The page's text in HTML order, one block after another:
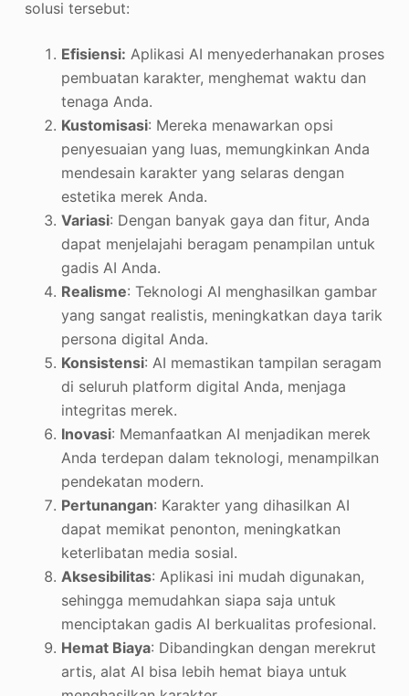
solusi tersebut:
Efisiensi: Aplikasi AI menyederhanakan proses
pembuatan karakter, menghemat waktu dan
tenaga Anda.
Kustomisasi: Mereka menawarkan opsi
penyesuaian yang luas, memungkinkan Anda
mendesain karakter yang selaras dengan
estetika merek Anda.
Variasi: Dengan banyak gaya dan fitur, Anda
dapat menjelajahi beragam penampilan untuk
gadis AI Anda.
Realisme: Teknologi AI menghasilkan gambar
yang sangat realistis, meningkatkan daya tarik
persona digital Anda.
Konsistensi: AI memastikan tampilan seragam
di seluruh platform digital Anda, menjaga
integritas merek.
Inovasi: Memanfaatkan AI menjadikan merek
Anda terdepan dalam teknologi, menampilkan
pendekatan modern.
Pertunangan: Karakter yang dihasilkan AI
dapat memikat penonton, meningkatkan
keterlibatan media sosial.
Aksesibilitas: Aplikasi ini mudah digunakan,
sehingga memudahkan siapa saja untuk
menciptakan gadis AI berkualitas profesional.
Hemat Biaya: Dibandingkan dengan merekrut
artis, alat AI bisa lebih hemat biaya untuk